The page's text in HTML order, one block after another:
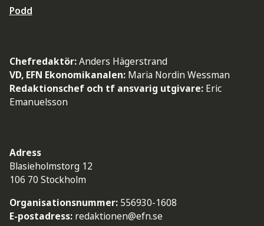
Podd
Chefredaktör:Anders Hägerstrand
VD, EFN Ekonomikanalen: Maria Nordin Wessman
Redaktionschef och tf ansvarig utgivare: Eric
Emanuelsson
Adress
Blasieholmstorg 12
106 70 Stockholm
Organisationsnummer: 556930-1608
E-postadress: redaktionen@efn.se